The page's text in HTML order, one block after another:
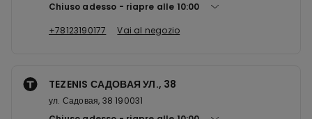
Chiuso adesso
riapre alle 10:00
+78123190177
Vai al negozio
TEZENIS САДОВАЯ УЛ., 38
ул. Садовая, 38 190031